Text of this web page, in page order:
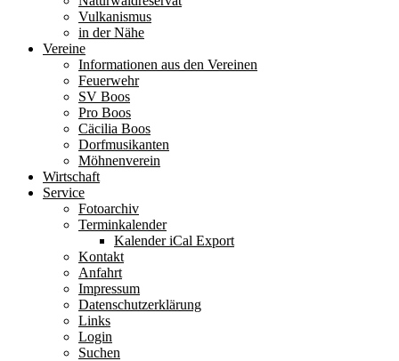
Vulkanismus
in der Nähe
Vereine
Informationen aus den Vereinen
Feuerwehr
SV Boos
Pro Boos
Cäcilia Boos
Dorfmusikanten
Möhnenverein
Wirtschaft
Service
Fotoarchiv
Terminkalender
Kalender iCal Export
Kontakt
Anfahrt
Impressum
Datenschutzerklärung
Links
Login
Suchen